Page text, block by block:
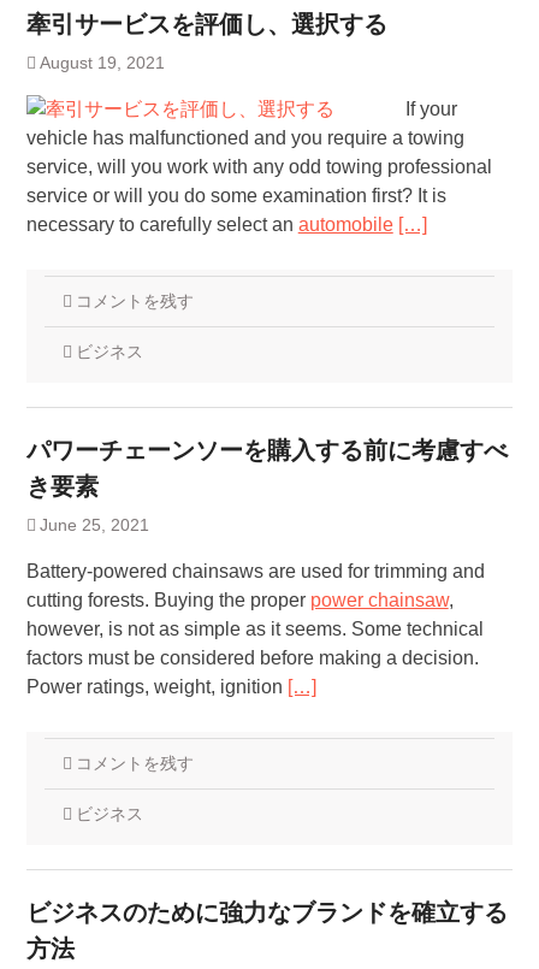
牽引サービスを評価し、選択する
August 19, 2021
If your
vehicle has malfunctioned and you require a towing
service, will you work with any odd towing professional
service or will you do some examination first? It is
necessary to carefully select an automobile […]
コメントを残す
ビジネス
パワーチェーンソーを購入する前に考慮すべ
き要素
June 25, 2021
Battery-powered chainsaws are used for trimming and
cutting forests. Buying the proper power chainsaw,
however, is not as simple as it seems. Some technical
factors must be considered before making a decision.
Power ratings, weight, ignition […]
コメントを残す
ビジネス
ビジネスのために強力なブランドを確立する
方法